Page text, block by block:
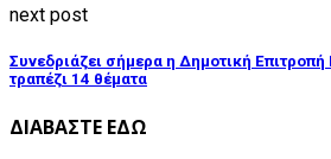
next post
Συνεδριάζει σήμερα η Δημοτική
τραπέζι 14 θέματα
ΔΙΑΒΑΣΤΕ ΕΔΩ